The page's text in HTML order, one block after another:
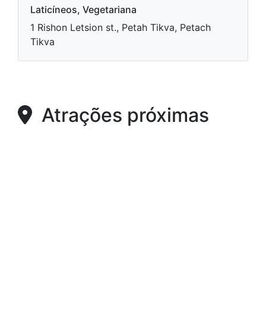
Laticíneos, Vegetariana
1 Rishon Letsion st., Petah Tikva, Petach
Tikva
Atrações próximas